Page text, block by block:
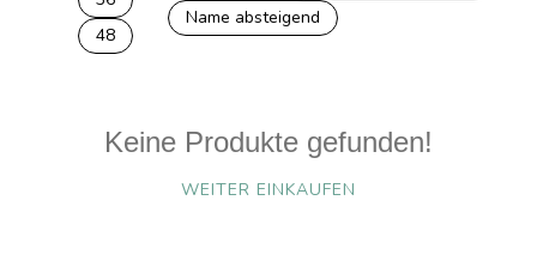
48
Name absteigend
Keine Produkte gefunden!
WEITER EINKAUFEN